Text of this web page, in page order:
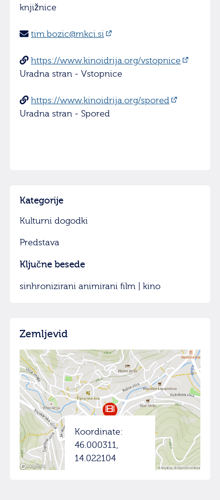
knjižnice
tim.bozic@mkci.si
https://www.kinoidrija.org/vstopnice
Uradna stran - Vstopnice
https://www.kinoidrija.org/spored
Uradna stran - Spored
Kategorije
Kulturni dogodki
Predstava
Ključne besede
sinhronizirani animirani film | kino
Zemljevid
Koordinate:
46.000311,
14.022104